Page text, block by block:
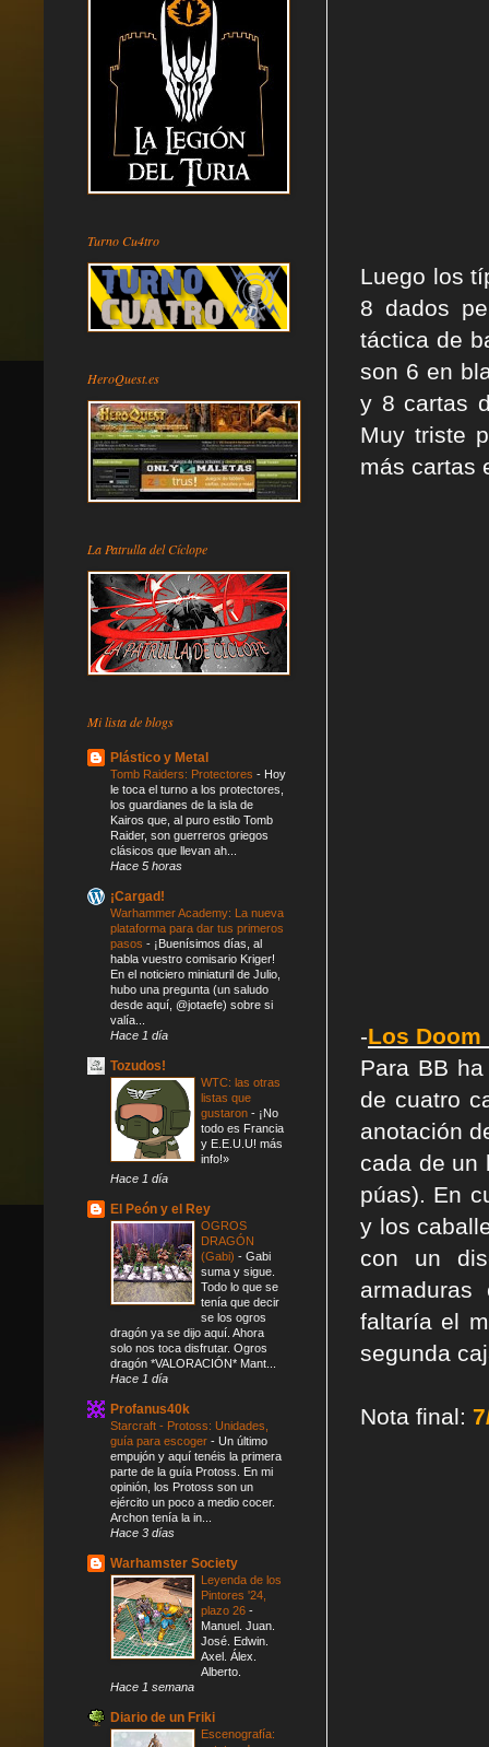
Luego los
8 dados
táctica de
son 6 en
y 8 cartas
Muy triste
más cartas
-Los Doom
Para BB
de cuatro
anotación
cada de un
púas). En
y los
con un
faltaría el
segunda
Nota final:
Turno Cu4tro
HeroQuest.es
La Patrulla del Cíclope
Mi lista de blogs
Plástico y Metal
Tomb Raiders: Protectores - Hoy
le toca el turno a los protectores,
los guardianes de la isla de
Kairos que, al puro estilo Tomb
Raider, son guerreros griegos
clásicos que llevan ah...
Hace 5 horas
¡Cargad!
Warhammer Academy: La nueva
plataforma para dar tus primeros
pasos - ¡Buenísimos días, al
habla vuestro comisario Kriger!
En el noticiero miniaturil de Julio,
hubo una pregunta (un saludo
desde aquí, @jotaefe) sobre si
valía...
Hace 1 día
Tozudos!
WTC: las otras
listas que
gustaron - ¡No
todo es Francia
y E.E.U.U! más
info!»
Hace 1 día
El Peón y el Rey
OGROS
DRAGÓN
(Gabi) - Gabi
suma y sigue.
Todo lo que se
tenía que decir
se los ogros
dragón ya se dijo aquí. Ahora
solo nos toca disfrutar. Ogros
dragón *VALORACIÓN* Mant...
Hace 1 día
Profanus40k
Starcraft - Protoss: Unidades,
guía para escoger - Un último
empujón y aquí tenéis la primera
parte de la guía Protoss. En mi
opinión, los Protoss son un
ejército un poco a medio cocer.
Archon tenía la in...
Hace 3 días
Warhamster Society
Leyenda de los
Pintores '24,
plazo 26 -
Manuel. Juan.
José. Edwin.
Axel. Álex.
Alberto.
Hace 1 semana
Diario de un Friki
Escenografía: